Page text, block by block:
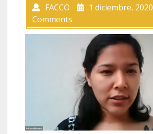
FACCO 1 diciembre, 2020
Comments